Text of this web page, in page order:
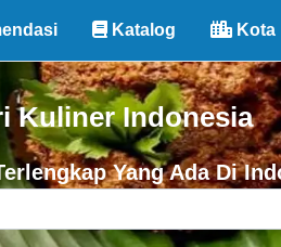
Katalog Kota
Kuliner Indonesia
Yang Ada Di